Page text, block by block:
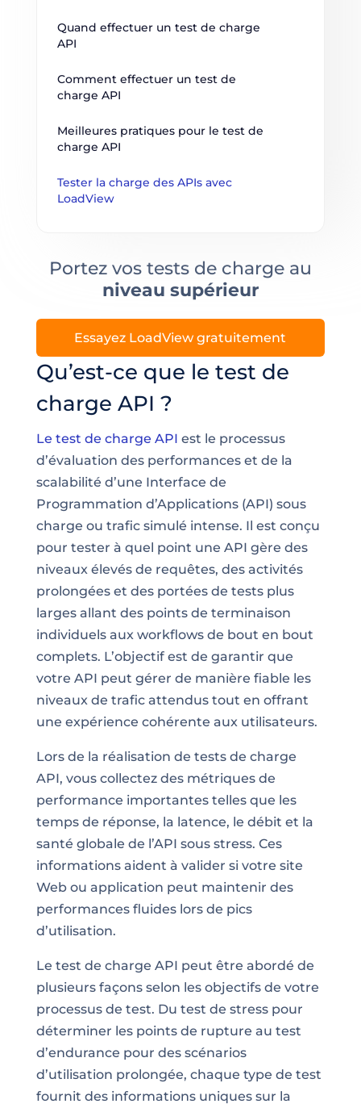
Qu’est-ce que le test de
charge API ?
Le test de charge API est le processus
d’évaluation des performances et de la
scalabilité d’une Interface de
Programmation d’Applications (API) sous
charge ou trafic simulé intense. Il est conçu
pour tester à quel point une API gère des
niveaux élevés de requêtes, des activités
prolongées et des portées de tests plus
larges allant des points de terminaison
individuels aux workflows de bout en bout
complets. L’objectif est de garantir que
votre API peut gérer de manière fiable les
niveaux de trafic attendus tout en offrant
une expérience cohérente aux utilisateurs.
Lors de la réalisation de tests de charge
API, vous collectez des métriques de
performance importantes telles que les
temps de réponse, la latence, le débit et la
santé globale de l’API sous stress. Ces
informations aident à valider si votre site
Web ou application peut maintenir des
performances fluides lors de pics
d’utilisation.
Le test de charge API peut être abordé de
plusieurs façons selon les objectifs de votre
processus de test. Du test de stress pour
déterminer les points de rupture au test
d’endurance pour des scénarios
d’utilisation prolongée, chaque type de test
fournit des informations uniques sur la
Quand effectuer un test de charge
API
Comment effectuer un test de
charge API
Meilleures pratiques pour le test de
charge API
Tester la charge des APIs avec
LoadView
Portez vos tests de charge au
niveau supérieur
Essayez LoadView gratuitement